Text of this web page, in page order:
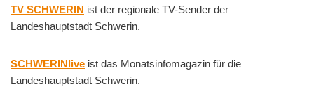
TV SCHWERIN ist der regionale TV-Sender der
Landeshauptstadt Schwerin.
SCHWERINlive ist das Monatsinfomagazin für die
Landeshauptstadt Schwerin.